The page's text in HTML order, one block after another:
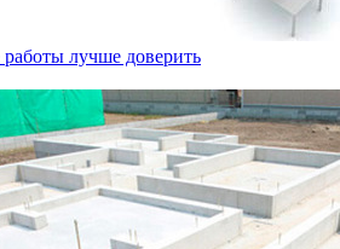
лучше доверить